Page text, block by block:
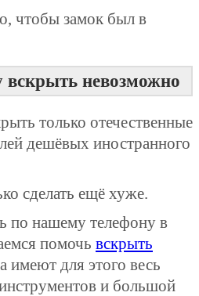
чтобы замок был в
невозможно
только отечественные
дешёвых иностранного
сделать ещё хуже.
по нашему телефону в
помочь вскрыть
имеют для этого весь
и большой